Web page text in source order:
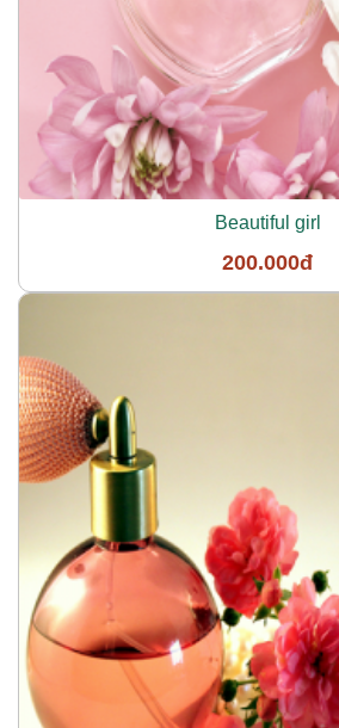
Beautiful girl
200.000đ